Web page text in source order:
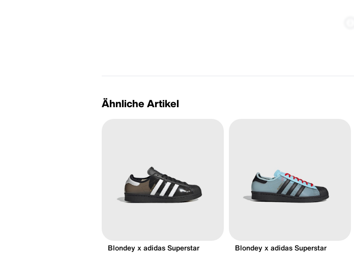
Ähnliche Artikel
Blondey x adidas Superstar
Blondey x adidas Superstar